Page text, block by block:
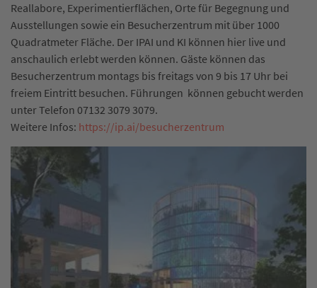
Reallabore, Experimentierflächen, Orte für Begegnung und
Ausstellungen sowie ein Besucherzentrum mit über 1000
Quadratmeter Fläche. Der IPAI und KI können hier live und
anschaulich erlebt werden können. Gäste können das
Besucherzentrum montags bis freitags von 9 bis 17 Uhr bei
freiem Eintritt besuchen. Führungen können gebucht werden
unter Telefon 07132 3079 3079.
Weitere Infos: https://ip.ai/besucherzentrum